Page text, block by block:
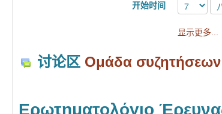
开始时间
显示更多...
讨论区 Ομάδα συζητήσεων
Ερωτηματολόγιο